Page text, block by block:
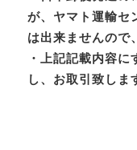
が、ヤマト運輸セ
は出来ませんので
・上記記載内容
し、お取引致しま